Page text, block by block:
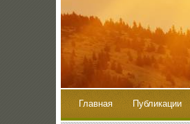
Главная Публикации